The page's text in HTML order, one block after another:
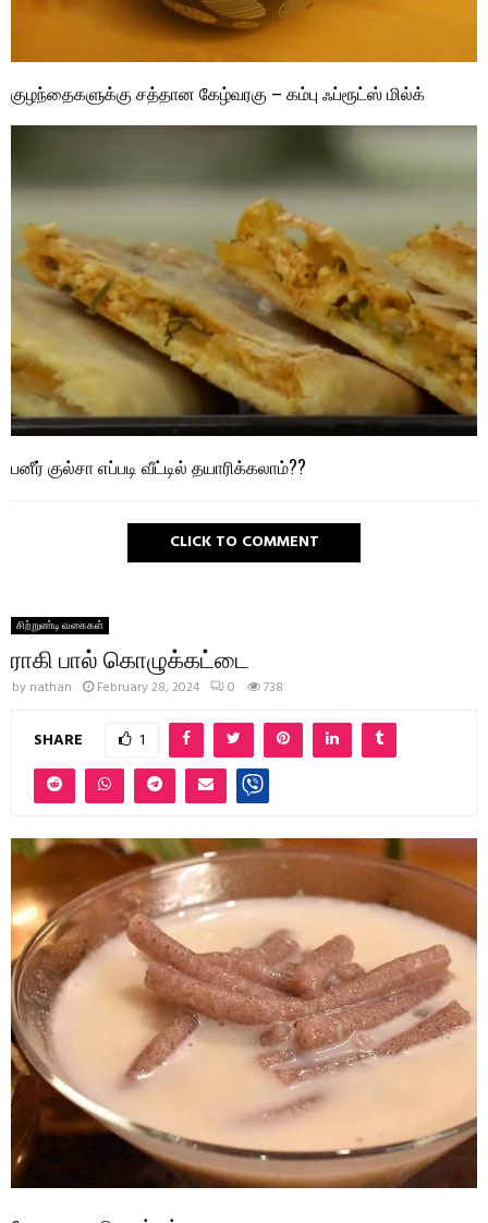
குழந்தைகளுக்கு சத்தான கேழ்வரகு – கம்பு ஃப்ரூட்ஸ் மில்க்
பனீர் குல்சா எப்படி வீட்டில் தயாரிக்கலாம்??
CLICK TO COMMENT
சிற்றுண்டி வகைகள்
ராகி பால் கொழுக்கட்டை
by nathan February 28, 2024 0 738
SHARE 1